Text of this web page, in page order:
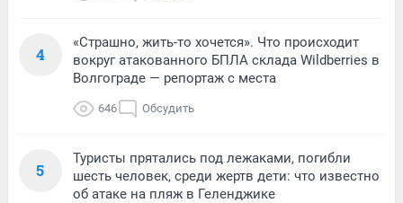
4
«Страшно, жить-то хочется». Что происходит
вокруг атакованного БПЛА склада Wildberries в
Волгограде — репортаж с места
646 Обсудить
5
Туристы прятались под лежаками, погибли
шесть человек, среди жертв дети: что известно
об атаке на пляж в Геленджике